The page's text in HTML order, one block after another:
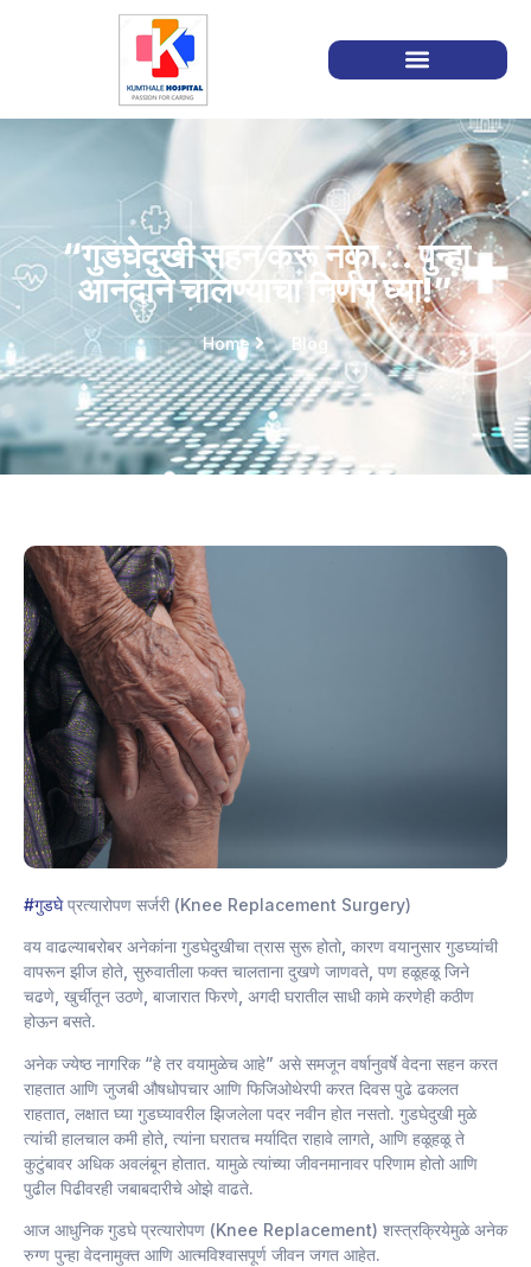
“गुडघेदुखी सहन करू नका… पुन्हा
आनंदाने चालण्याचा निर्णय घ्या!”
Home Blog
#गुडघेप्रत्यारोपण सर्जरी (Knee Replacement Surgery)
वय वाढल्याबरोबर अनेकांना गुडघेदुखीचा त्रास सुरू होतो, कारण वयानुसार गुडघ्यांची
वापरून झीज होते, सुरुवातीला फक्त चालताना दुखणे जाणवते, पण हळूहळू जिने
चढणे, खुर्चीतून उठणे, बाजारात फिरणे, अगदी घरातील साधी कामे करणेही कठीण
होऊन बसते.
अनेक ज्येष्ठ नागरिक “हे तर वयामुळेच आहे” असे समजून वर्षानुवर्षे वेदना सहन करत
राहतात आणि जुजबी औषधोपचार आणि फिजिओथेरपी करत दिवस पुढे ढकलत
राहतात, लक्षात घ्या गुडघ्यावरील झिजलेला पदर नवीन होत नसतो. गुडघेदुखी मुळे
त्यांची हालचाल कमी होते, त्यांना घरातच मर्यादित राहावे लागते, आणि हळूहळू ते
कुटुंबावर अधिक अवलंबून होतात. यामुळे त्यांच्या जीवनमानावर परिणाम होतो आणि
पुढील पिढीवरही जबाबदारीचे ओझे वाढते.
आज आधुनिक गुडघे प्रत्यारोपण (Knee Replacement) शस्त्रक्रियेमुळे अनेक
रुग्ण पुन्हा वेदनामुक्त आणि आत्मविश्वासपूर्ण जीवन जगत आहेत.